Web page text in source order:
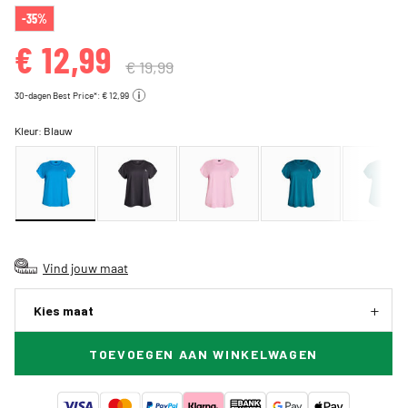
-35%
€ 12,99 € 19,99
30-dagen Best Price*: € 12,99
Kleur: Blauw
Vind jouw maat
Kies maat
TOEVOEGEN AAN WINKELWAGEN